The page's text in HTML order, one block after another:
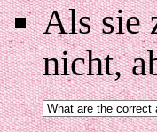
Als sie
nicht,